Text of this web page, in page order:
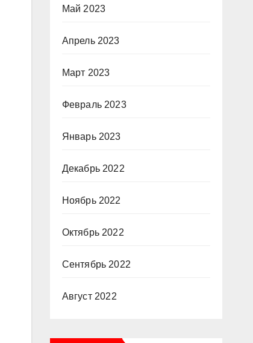
Май 2023
Апрель 2023
Март 2023
Февраль 2023
Январь 2023
Декабрь 2022
Ноябрь 2022
Октябрь 2022
Сентябрь 2022
Август 2022